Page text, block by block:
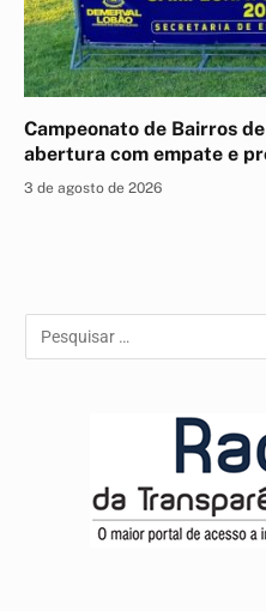
Campeonato de Bairros
abertura com empate e
3 de agosto de 2026